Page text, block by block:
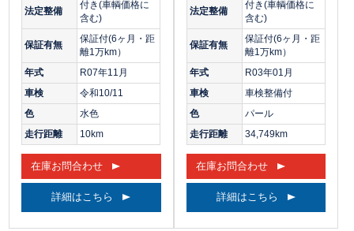
法定整備
付き(車輌価格に
含む)
保証有無
保証付(6ヶ月・距
離1万km）
年式
R07年11月
車検
令和10/11
色
水色
走行距離
10km
在庫お問合わせ
詳細はこちら
法定整備
付き(車輌価格に
含む)
保証有無
保証付(6ヶ月・距
離1万km）
年式
R03年01月
車検
車検整備付
色
パール
走行距離
34,749km
在庫お問合わせ
詳細はこちら